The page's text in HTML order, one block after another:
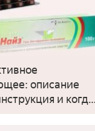
описание
и когда